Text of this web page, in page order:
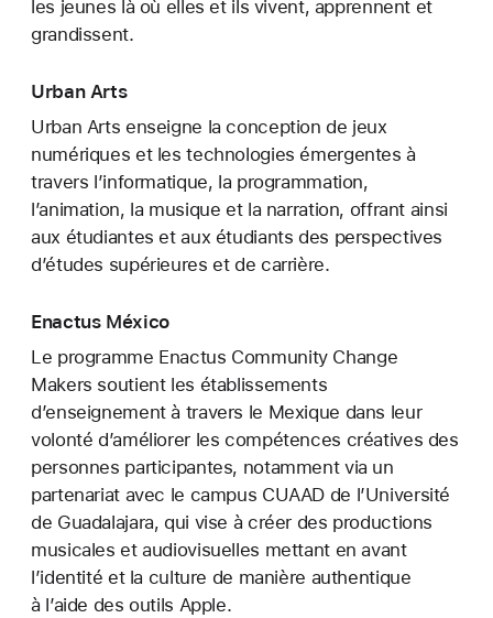
les jeunes là où elles et ils vivent, apprennent et
grandissent.
Urban Arts
Urban Arts enseigne la conception de jeux
numériques et les technologies émergentes à
travers l’informatique, la programmation,
l’animation, la musique et la narration, offrant ainsi
aux étudiantes et aux étudiants des perspectives
d’études supérieures et de carrière.
Enactus México
Le programme Enactus Community Change
Makers soutient les établissements
d’enseignement à travers le Mexique dans leur
volonté d’améliorer les compétences créatives des
personnes participantes, notamment via un
partenariat avec le campus CUAAD de l’Université
de Guadalajara, qui vise à créer des productions
musicales et audiovisuelles mettant en avant
l’identité et la culture de manière authentique
à l’aide des outils Apple.